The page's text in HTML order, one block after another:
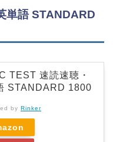
単語 STANDARD
TEST 速読速聴・
STANDARD 1800
by Rinker